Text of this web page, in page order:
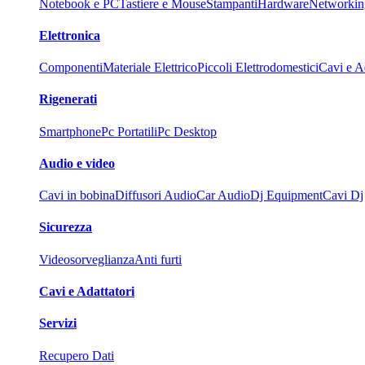
Notebook e PCTastiere e MouseStampantiHardware
Elettronica
ComponentiMateriale ElettricoPiccoli ElettrodomesticiCavi e
Rigenerati
SmartphonePc PortatiliPc Desktop
Audio e video
Cavi in bobinaDiffusori AudioCar AudioDj EquipmentCavi Dj
Sicurezza
VideosorveglianzaAnti furti
Cavi e Adattatori
Servizi
Recupero Dati